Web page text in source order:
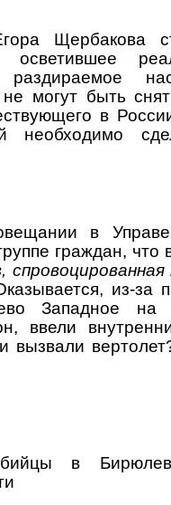
Щербакова
раздираемое
могут быть
в
необходимо
в
граждан, что
из-за
Западное на
ввели
вызвали
в